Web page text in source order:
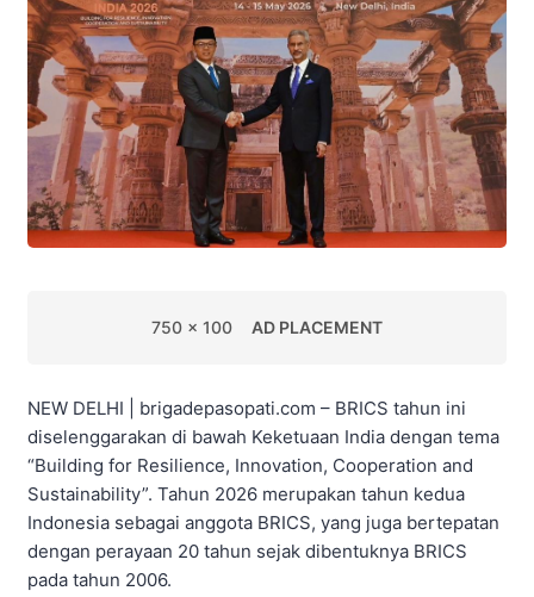
750 x 100 AD PLACEMENT
NEW DELHI | brigadepasopati.com – BRICS tahun ini
diselenggarakan di bawah Keketuaan India dengan tema
“Building for Resilience, Innovation, Cooperation and
Sustainability”. Tahun 2026 merupakan tahun kedua
Indonesia sebagai anggota BRICS, yang juga bertepatan
dengan perayaan 20 tahun sejak dibentuknya BRICS
pada tahun 2006.